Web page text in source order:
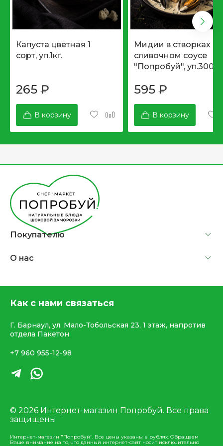
Капуста цветная 1
сорт, уп.1кг.
265 ₽
В корзину
Мидии в створках в
сливочном соусе
"Попробуй",
595 ₽
В корзину
Покупателю
О нас
Как с нами связаться
Г. Барнаул, ул. Мало-Тобольская 23, 1 этаж, напротив
отдела Пакетон
+7 960 955-12-98
© 2026 Интернет-магазин Попробуй. Все права
защищены
Интернет-магазин "Попробуй". Все цены указаны в рублях. Обращаем
Ваше внимание на то, что данный интернет-сайт носит исключительно